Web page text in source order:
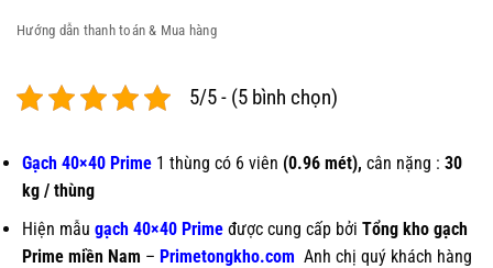
Hướng dẫn thanh toán & Mua hàng
5/5 - (5 bình chọn)
Gạch 40×40 Prime 1 thùng có 6 viên (0.96 mét), cân nặng : 30
kg / thùng
Hiện mẫu gạch 40×40 Prime được cung cấp bởi Tổng kho gạch
Prime miền Nam – Primetongkho.com Anh chị quý khách hàng